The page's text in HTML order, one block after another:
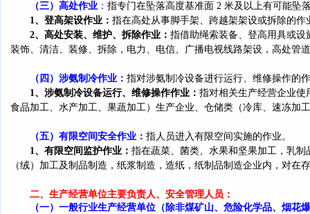
（三）高处作业 ：指专门在坠落高度基准面 2 米及以上有可能坠
1、登高架设作业：指在高处从事脚手架、跨越架架设或拆除的作
2、高处安装、维护、拆除作业：指借助绳索装备、登高用具或
装饰、清洁、装修、拆除，电力、电信、广播电视线路架设，高处管
（四）涉氨制冷作业：指对涉氨制冷设备进行运行、维修操作的
1、涉氨制冷设备运行、维修操作作业：指对相关生产经营企业使
食品加工、水产加工、果蔬加工）生产企业、仓储类（冷库、速冻加
（五）有限空间安全作业：指人员进入有限空间实施的作业。
1、有限空间监护作业：指在蔬菜、菌类、水果和坚果加工，乳
（绒）加工及制品制造，纸浆制造，造纸，纸制品制造企业内，对
二、生产经营单位主要负责人、安全管理人员：
（一）一般行业生产经营单位（除非煤矿山、危险化学品、烟